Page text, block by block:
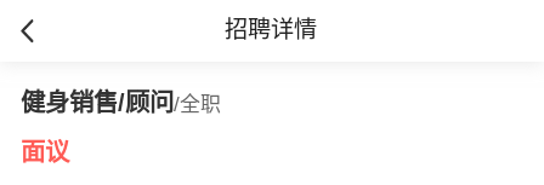
招聘详情
健身销售/顾问/全职
面议